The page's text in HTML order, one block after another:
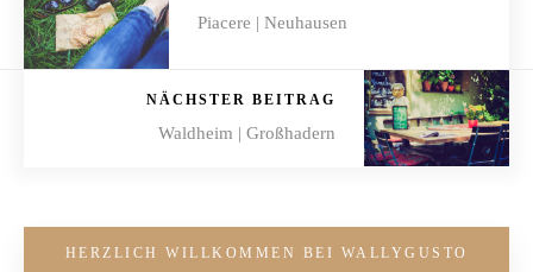
Piacere | Neuhausen
NÄCHSTER BEITRAG
Waldheim | Großhadern
HERZLICH WILLKOMMEN BEI WALLYGUSTO